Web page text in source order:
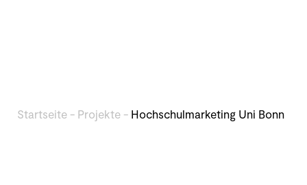
Startseite - Projekte - Hochschulmarketing Uni Bonn